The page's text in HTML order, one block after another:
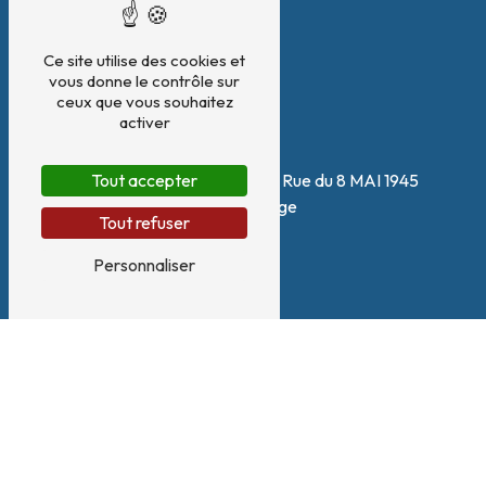
180 Zone artisanale Le Plan, Rue du 8 MAI 1945
38140 Renage
Ce site utilise des cookies et
vous donne le contrôle sur
ceux que vous souhaitez
activer
Tout accepter
Tout refuser
Personnaliser